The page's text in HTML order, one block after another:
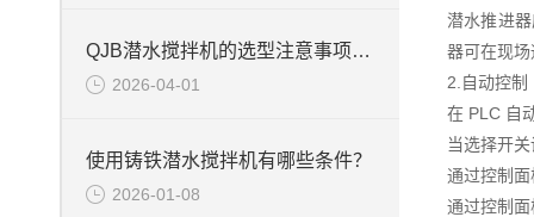
QJB潜水搅拌机的选型注意事项周知
2026-04-01
使用铸铁潜水搅拌机有哪些条件？
2026-01-08
潜水推进
器可在现
2.自动控制
在 PLC 自
当选择开
通过控制
通过控制